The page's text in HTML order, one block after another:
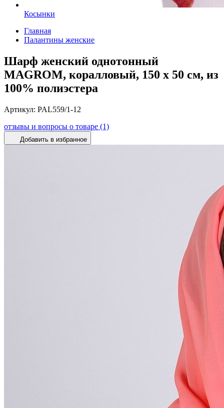
Косынки
Главная
Палантины женские
Шарф женский однотонный
MAGROM, коралловый, 150 х 50 см, из
100% полиэстера
Артикул: PAL559/1-12
отзывы и вопросы о товаре (1)
Добавить в избранное